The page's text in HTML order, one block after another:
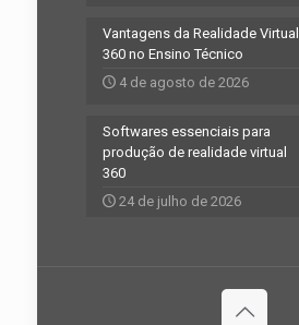
Vantagens da Realidade Virtual
360 no Ensino Técnico
4 de agosto de 2026
Softwares essenciais para
produção de realidade virtual
360
24 de julho de 2026